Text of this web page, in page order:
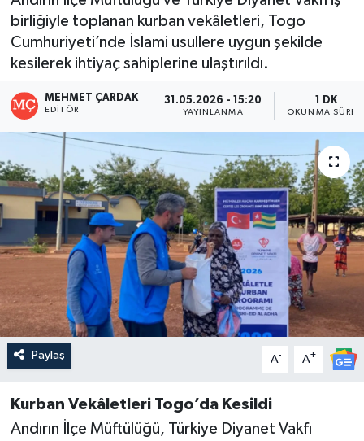
birliğiyle toplanan kurban vekâletleri, Togo
Cumhuriyeti’nde İslami usullere uygun şekilde
kesilerek ihtiyaç sahiplerine ulaştırıldı.
MEHMET ÇARDAK
EDITÖR
31.05.2026 - 15:20
YAYINLANMA
1 DK
OKUNMA
Paylaş A- A+
Kurban Vekâletleri Togo’da Kesildi
Andırın İlçe Müftülüğü, Türkiye Diyanet Vakfı